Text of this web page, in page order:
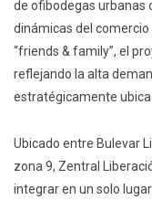
de ofibodegas urbanas
dinámicas del
“friends & family”, el
reflejando la alta
estratégicamente
Ubicado entre Bulevar
zona 9, Zentral
integrar en un solo